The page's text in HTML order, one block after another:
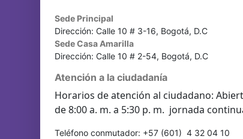
Sede Principal
Dirección: Calle 10 # 3-16, Bogotá, D.C
Sede Casa Amarilla
Dirección: Calle 10 # 2-54, Bogotá, D.C
Atención a la ciudadanía
Horarios de atención al ciudadano:
de 8:00 a. m. a 5:30 p. m. jornada
Teléfono conmutador: +57 (601) 4 32 04 10